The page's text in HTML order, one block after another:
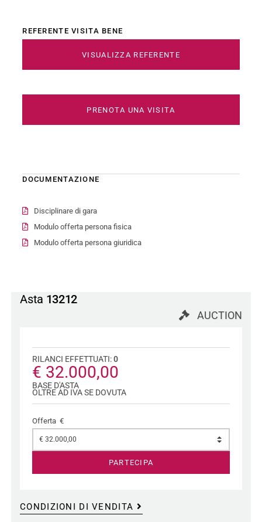
REFERENTE VISITA BENE
VISUALIZZA REFERENTE
PRENOTA UNA VISITA
DOCUMENTAZIONE
Disciplinare di gara
Modulo offerta persona fisica
Modulo offerta persona giuridica
Asta 13212
AUCTION
RILANCI EFFETTUATI:0
€ 32.000,00
BASE D'ASTA
OLTRE AD IVA SE DOVUTA
Offerta €
PARTECIPA
CONDIZIONI DI VENDITA